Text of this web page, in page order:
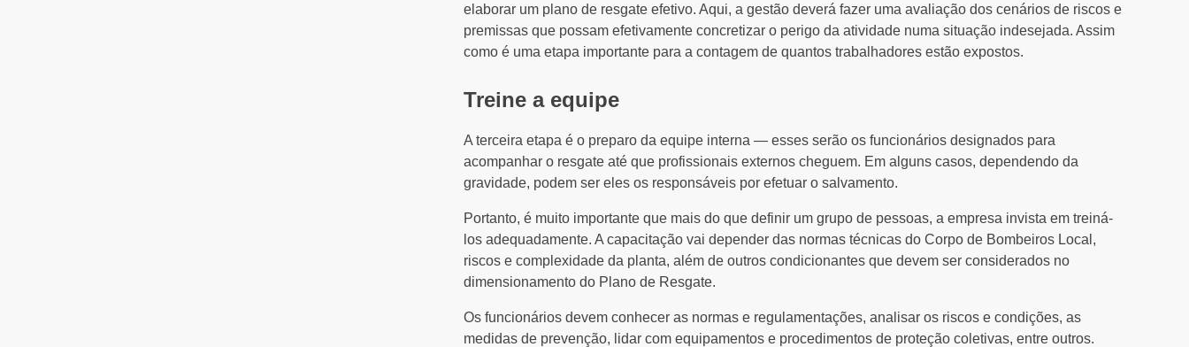
elaborar um plano de resgate efetivo. Aqui, a gestão deverá fazer uma avaliação dos cenários de riscos e
premissas que possam efetivamente concretizar o perigo da atividade numa situação indesejada. Assim
como é uma etapa importante para a contagem de quantos trabalhadores estão expostos.
Treine a equipe
A terceira etapa é o preparo da equipe interna — esses serão os funcionários designados para
acompanhar o resgate até que profissionais externos cheguem. Em alguns casos, dependendo da
gravidade, podem ser eles os responsáveis por efetuar o salvamento.
Portanto, é muito importante que mais do que definir um grupo de pessoas, a empresa invista em treiná-
los adequadamente. A capacitação vai depender das normas técnicas do Corpo de Bombeiros Local,
riscos e complexidade da planta, além de outros condicionantes que devem ser considerados no
dimensionamento do Plano de Resgate.
Os funcionários devem conhecer as normas e regulamentações, analisar os riscos e condições, as
medidas de prevenção, lidar com equipamentos e procedimentos de proteção coletivas, entre outros.